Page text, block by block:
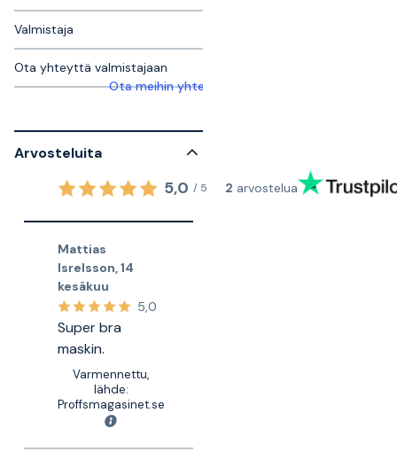
Valmistaja
Ota yhteyttä valmistajaan
Ota meihin yhteyttä saadaksesi lisätietoja
Arvosteluita
5,0 / 5 2 arvostelua
Mattias
Isrelsson,14
kesäkuu
5,0
Super bra
maskin.
Varmennettu,
lähde:
Proffsmagasinet.se